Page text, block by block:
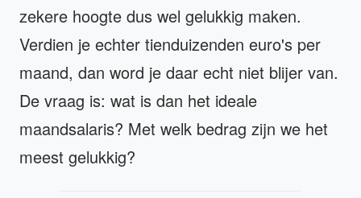
zekere hoogte dus wel gelukkig maken.
Verdien je echter tienduizenden euro's per
maand, dan word je daar echt niet blijer van.
De vraag is: wat is dan het ideale
maandsalaris? Met welk bedrag zijn we het
meest gelukkig?